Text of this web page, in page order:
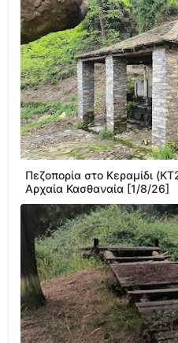
Πεζοπορία στο Κεραμίδι
Αρχαία Κασθαναία [1/8/26]